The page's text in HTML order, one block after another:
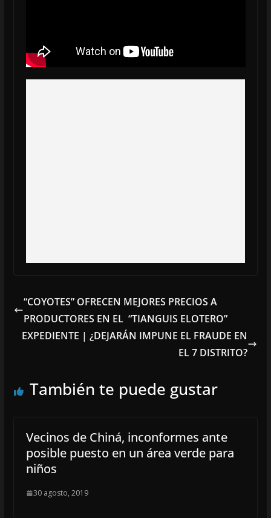
“COYOTES” OFRECEN MEJORES PRECIOS A
PRODUCTORES EN EL “TIANGUIS ELOTERO”
EXPEDIENTE | ¿DEJARÁN IMPUNE EL FRAUDE EN
EL 7 DISTRITO?
También te puede gustar
Vecinos de Chiná, inconformes ante
posible puesto en un área verde para
niños
30 agosto, 2019